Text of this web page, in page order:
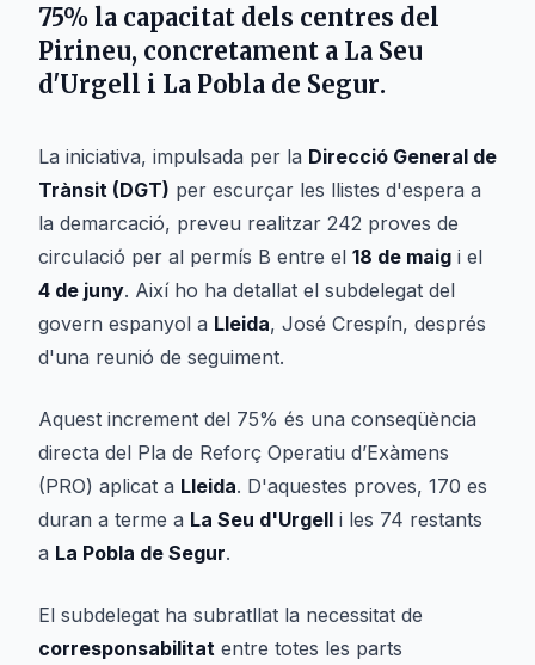
75% la capacitat dels centres del
Pirineu, concretament a La Seu
d'Urgell i La Pobla de Segur.
La iniciativa, impulsada per la Direcció General de
Trànsit (DGT) per escurçar les llistes d'espera a
la demarcació, preveu realitzar 242 proves de
circulació per al permís B entre el 18 de maig i el
4 de juny. Així ho ha detallat el subdelegat del
govern espanyol a Lleida, José Crespín, després
d'una reunió de seguiment.
Aquest increment del 75% és una conseqüència
directa del Pla de Reforç Operatiu d’Exàmens
(PRO) aplicat a Lleida. D'aquestes proves, 170 es
duran a terme a La Seu d'Urgell i les 74 restants
a La Pobla de Segur.
El subdelegat ha subratllat la necessitat de
corresponsabilitat entre totes les parts